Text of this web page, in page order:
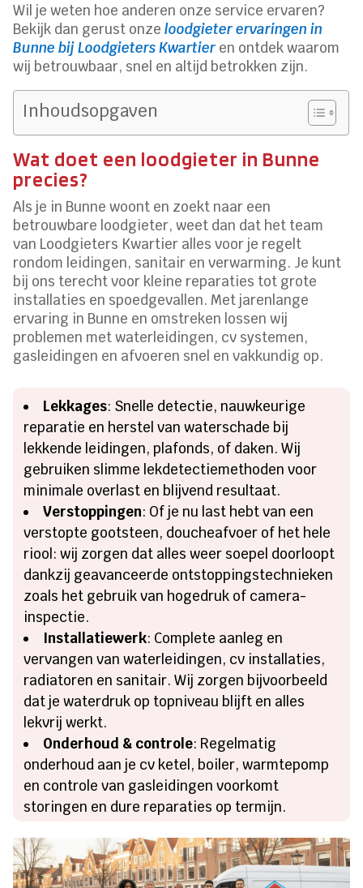
Wil je weten hoe anderen onze service ervaren?
Bekijk dan gerust onzeloodgieter ervaringen in
Bunne bij Loodgieters Kwartier en ontdek waarom
wij betrouwbaar, snel en altijd betrokken zijn.
Inhoudsopgaven
Wat doet een loodgieter in Bunne
precies?
Als je in Bunne woont en zoekt naar een
betrouwbare loodgieter, weet dan dat het team
van Loodgieters Kwartier alles voor je regelt
rondom leidingen, sanitair en verwarming. Je kunt
bij ons terecht voor kleine reparaties tot grote
installaties en spoedgevallen. Met jarenlange
ervaring in Bunne en omstreken lossen wij
problemen met waterleidingen, cv systemen,
gasleidingen en afvoeren snel en vakkundig op.
Lekkages: Snelle detectie, nauwkeurige
reparatie en herstel van waterschade bij
lekkende leidingen, plafonds, of daken. Wij
gebruiken slimme lekdetectiemethoden voor
minimale overlast en blijvend resultaat.
Verstoppingen: Of je nu last hebt van een
verstopte gootsteen, doucheafvoer of het hele
riool: wij zorgen dat alles weer soepel doorloopt
dankzij geavanceerde ontstoppingstechnieken
zoals het gebruik van hogedruk of camera-
inspectie.
Installatiewerk: Complete aanleg en
vervangen van waterleidingen, cv installaties,
radiatoren en sanitair. Wij zorgen bijvoorbeeld
dat je waterdruk op topniveau blijft en alles
lekvrij werkt.
Onderhoud & controle: Regelmatig
onderhoud aan je cv ketel, boiler, warmtepomp
en controle van gasleidingen voorkomt
storingen en dure reparaties op termijn.